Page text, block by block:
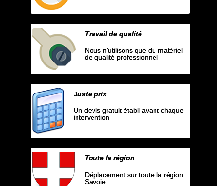
Travail de qualité
Nous n'utilisons que du matériel
de qualité professionnel
Juste prix
Un devis gratuit établi avant chaque
intervention
Toute la région
Déplacement sur toute la région
Savoie